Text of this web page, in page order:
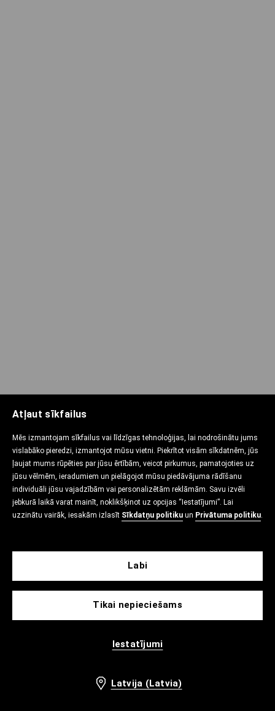
Atļaut sīkfailus
Mēs izmantojam sīkfailus vai līdzīgas tehnoloģijas, lai nodrošinātu jums
vislabāko pieredzi, izmantojot mūsu vietni. Piekrītot visām sīkdatnēm, jūs
ļaujat mums rūpēties par jūsu ērtībām, veicot pirkumus, pamatojoties uz
jūsu vēlmēm, ieradumiem un pielāgojot mūsu piedāvājuma rādīšanu
individuāli jūsu vajadzībām vai personalizētām reklāmām. Savu izvēli
jebkurā laikā varat mainīt, noklikšķinot uz opcijas “Iestatījumi”. Lai
uzzinātu vairāk, iesakām izlasīt Sīkdatņu politiku un Privātuma politiku.
Tikai nepieciešams
Iestatījumi
Labi
Latvija (Latvia)